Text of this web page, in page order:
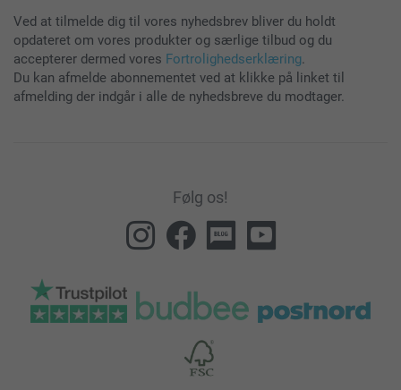
Ved at tilmelde dig til vores nyhedsbrev bliver du holdt
opdateret om vores produkter og særlige tilbud og du
accepterer dermed vores Fortrolighedserklæring.
Du kan afmelde abonnementet ved at klikke på linket til
afmelding der indgår i alle de nyhedsbreve du modtager.
Følg os!